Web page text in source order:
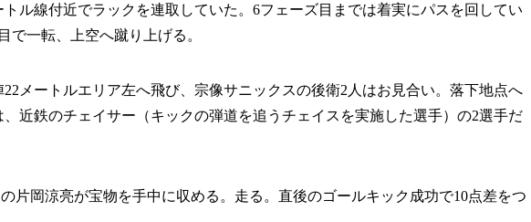
ル線付近でラックを連取していた。6フェーズ目までは着実にパスを回してい
で一転、上空へ蹴り上げる。
メートルエリア左へ飛び、宗像サニックスの後衛2人はお見合い。落下地点へ
近鉄のチェイサー（キックの弾道を追うチェイスを実施した選手）の2選手だ
片岡涼亮が宝物を手中に収める。走る。直後のゴールキック成功で10点差をつ